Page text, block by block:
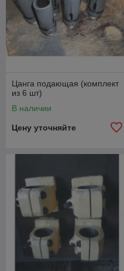
Цанга подающая (комплект
из 6 шт)
В наличии
Цену уточняйте